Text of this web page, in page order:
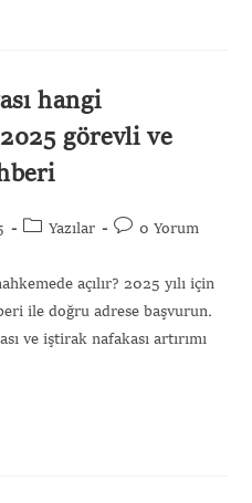
hangi
görevli ve
Yazılar 0 Yorum
açılır? 2025 yılı için
ile doğru adrese başvurun.
ve iştirak nafakası artırımı